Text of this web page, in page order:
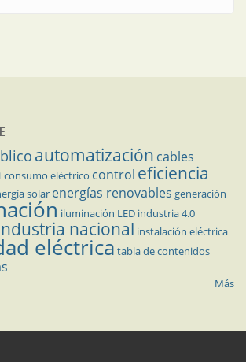
automatización cables
consumo eléctrico control eficiencia
solar energías renovables generación
iluminación LED industria 4.0
nacional instalación eléctrica
eléctrica tabla de contenidos
Más